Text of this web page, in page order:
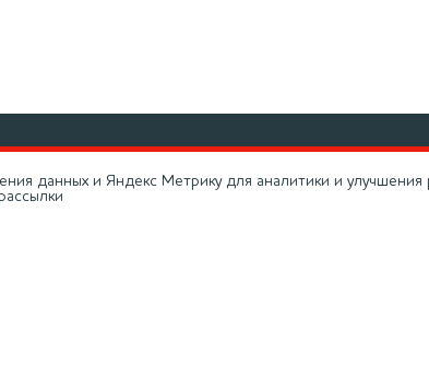
Производство
данных и Яндекс Метрику для аналитики и